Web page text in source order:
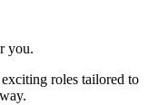
you.
roles tailored to